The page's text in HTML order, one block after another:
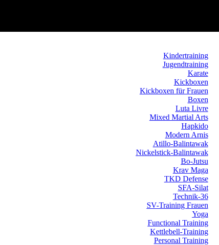
Kindertraining
Jugendtraining
Karate
Kickboxen
Kickboxen für Frauen
Boxen
Luta Livre
Mixed Martial Arts
Hapkido
Modern Arnis
Atillo-Balintawak
Nickelstick-Balintawak
Bo-Jutsu
Krav Maga
TKD Defense
SFA-Silat
Technik-36
SV-Training Frauen
Yoga
Functional Training
Kettlebell-Training
Personal Training